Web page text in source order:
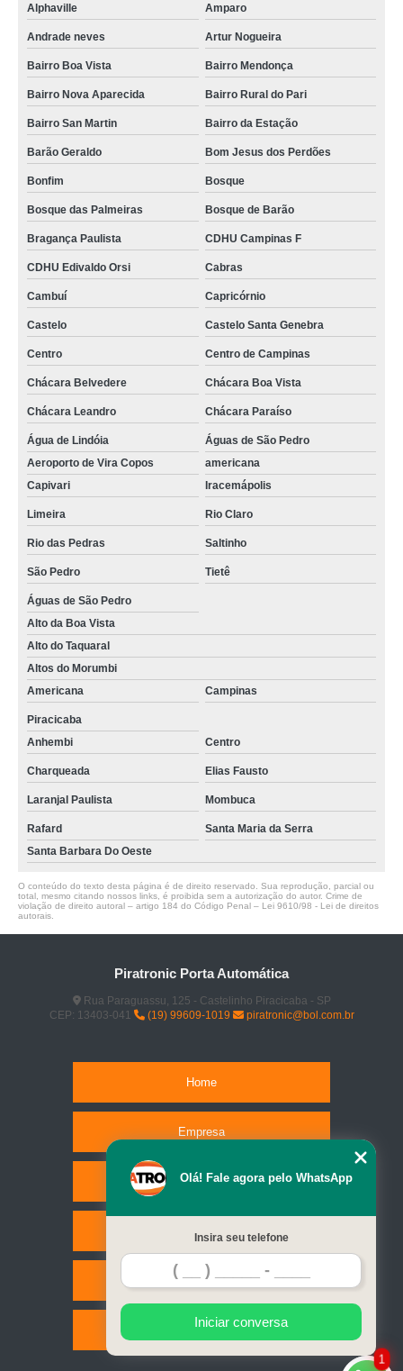
Alphaville Amparo
Andrade neves Artur Nogueira
Bairro Boa Vista Bairro Mendonça
Bairro Nova Aparecida Bairro Rural do Pari
Bairro San Martin Bairro da Estação
Barão Geraldo Bom Jesus dos Perdões
Bonfim Bosque
Bosque das Palmeiras Bosque de Barão
Bragança Paulista CDHU Campinas F
CDHU Edivaldo Orsi Cabras
Cambuí Capricórnio
Castelo Castelo Santa Genebra
Centro Centro de Campinas
Chácara Belvedere Chácara Boa Vista
Chácara Leandro Chácara Paraíso
Água de Lindóia
Águas de São Pedro
Aeroporto de Vira Copos
americana
Capivari
Iracemápolis
Limeira Rio Claro
Rio das Pedras Saltinho
São Pedro Tietê
Águas de São Pedro
Alto da Boa Vista
Alto do Taquaral
Altos do Morumbi
Americana
Campinas
Piracicaba
Anhembi
Centro
Charqueada Elias Fausto
Laranjal Paulista Mombuca
Rafard
Santa Maria da Serra
Santa Barbara Do Oeste
O conteúdo do texto desta página é de direito reservado. Sua reprodução, parcial ou
total, mesmo citando nossos links, é proibida sem a autorização do autor. Crime de
violação de direito autoral – artigo 184 do Código Penal – Lei 9610/98 - Lei de direitos
autorais
Piratronic Porta Automática
Rua Paraguassu, 125 - Castelinho Piracicaba - SP
CEP: 13403-041
(19) 99609-1019 piratronic@bol.com.br
Home
Empresa
Missão
Serviços
Contato
Mapa do site
1
Olá! Fale agora pelo WhatsApp
Insira seu telefone
Iniciar conversa